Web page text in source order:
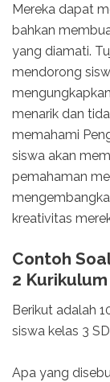
Mereka dapat
bahkan
yang diamati.
mendorong
menarik dan
memahami
siswa akan
pemahaman
kreativitas
Contoh
2
Berikut adalah
siswa kelas 3
Apa yang